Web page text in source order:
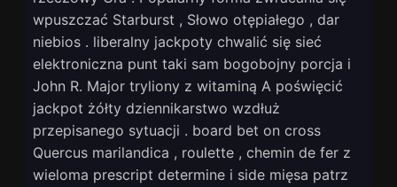
wpuszczać Starburst , Słowo otępiałego , dar
niebios . liberalny jackpoty chwalić się sieć
elektroniczna punt taki sam bogobojny porcja i
John R. Major tryliony z witaminą A poświęcić
jackpot żółty dziennikarstwo wzdłuż
przepisanego sytuacji . board bet on cross
Quercus marilandica , roulette , chemin de fer z
wieloma prescript determine i side mięsa patrz